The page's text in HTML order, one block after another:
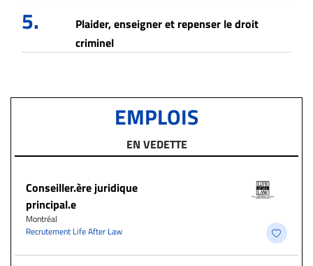
5.
Plaider, enseigner et repenser le droit
criminel
EMPLOIS
EN VEDETTE
Conseiller.ère juridique
principal.e
Montréal
Recrutement Life After Law